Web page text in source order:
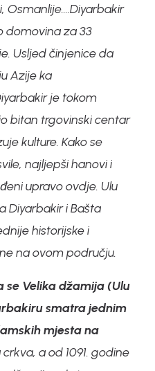
Osmanlije....Diyarbakir
domovina za 33
Usljed činjenice da
Azije ka
je tokom
bitan trgovinski centar
kulture. Kako se
najljepši hanovi i
upravo ovdje. Ulu
Diyarbakir i Bašta
historijske i
na ovom području.
se Velika džamija (Ulu
smatra jednim
mjesta na
a od 1091. godine